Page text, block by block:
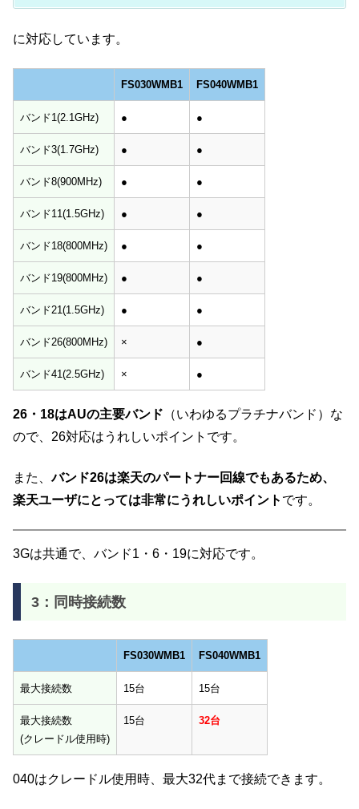
に対応しています。
FS030WMB1 FS040WMB1
バンド1(2.1GHz) ● ●
バンド3(1.7GHz) ● ●
バンド8(900MHz) ● ●
バンド11(1.5GHz) ● ●
バンド18(800MHz) ● ●
バンド19(800MHz) ● ●
バンド21(1.5GHz) ● ●
バンド26(800MHz) × ●
バンド41(2.5GHz) × ●
26・18はAUの主要バンド （いわゆるプラチナバンド）な
ので、26対応はうれしいポイントです。
また、バンド26は楽天のパートナー回線でもあるため、
楽天ユーザにとっては非常にうれしいポイント です。
3Gは共通で、バンド1・6・19に対応です。
3：同時接続数
FS030WMB1 FS040WMB1
FS030WMB1 FS040WMB1
最大接続数 15台 15台
最大接続数
(クレードル使用時)
15台 32台
040はクレードル使用時、最大32代まで接続できます。